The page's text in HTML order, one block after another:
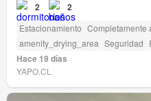
2 2
Estacionamiento Completamente
amenity_drying_area Seguridad
Hace 19 días
YAPO.CL